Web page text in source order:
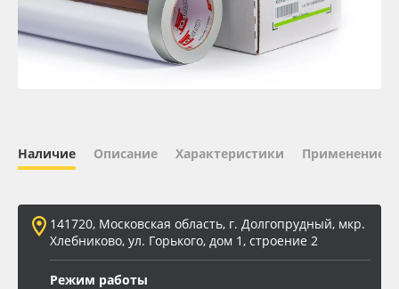
Oracal 641
ПЭТ листовой
ПЭТ бэклит
Вспененный ПВХ
Наличие Описание Характеристики Применение
141720, Московская область, г. Долгопрудный, мкр.
Хлебниково, ул. Горького, дом 1, строение 2
Режим работы